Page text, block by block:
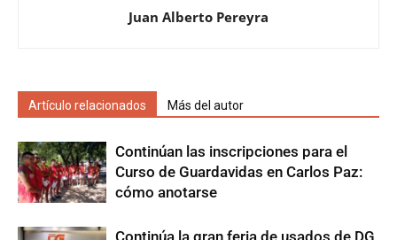
Juan Alberto Pereyra
Artículo relacionados Más del autor
Continúan las inscripciones para el
Curso de Guardavidas en Carlos Paz:
cómo anotarse